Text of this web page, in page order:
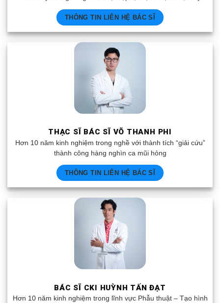
THÔNG TIN LIÊN HỆ BÁC SĨ
THẠC SĨ BÁC SĨ VÕ THANH PHI
Hơn 10 năm kinh nghiệm trong nghề với thành tích “giải cứu”
thành công hàng nghìn ca mũi hỏng
THÔNG TIN LIÊN HỆ BÁC SĨ
BÁC SĨ CKI HUỲNH TẤN ĐẠT
Hơn 10 năm kinh nghiệm trong lĩnh vực Phẫu thuật – Tạo hình